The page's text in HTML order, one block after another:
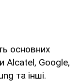
основних
Alcatel, Google,
та інші.